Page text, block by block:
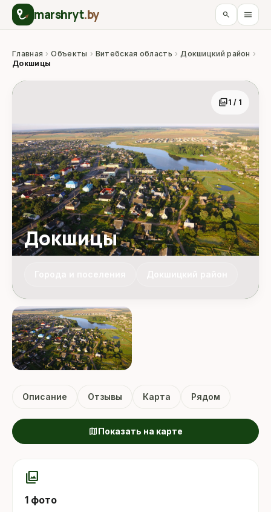
marshryt.by search menu
Главная › Объекты › Витебская область › Докшицкий район ›
Докшицы
photo_library1 / 1
Докшицы
Описание Отзывы Карта Рядом
mapПоказать на карте
photo_library
1 фото